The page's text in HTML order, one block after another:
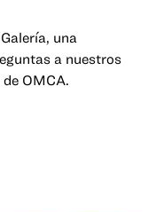
una
a nuestros
OMCA.